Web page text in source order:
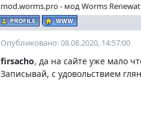
mod.worms.pro - мод Worms
Опубликовано: 08.08.2020, 14:57:00
firsacho, да на сайте уже мало
Записывай, с удовольствием